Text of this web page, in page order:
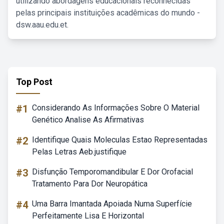
pelas principais instituições acadêmicas do mundo -
dsw.aau.edu.et.
Top Post
#1 Considerando As Informações Sobre O Material
Genético Analise As Afirmativas
#2 Identifique Quais Moleculas Estao Representadas
Pelas Letras Aeb.justifique
#3 Disfunção Temporomandibular E Dor Orofacial
Tratamento Para Dor Neuropática
#4 Uma Barra Imantada Apoiada Numa Superfície
Perfeitamente Lisa E Horizontal